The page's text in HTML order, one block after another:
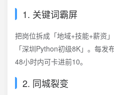
1. 关键词霸屏
把岗位拆成「地域+技能+薪资
「深圳Python初级8K」。每发
48小时内可卡进前10。
2. 同城裂变